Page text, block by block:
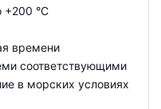
+200 °C
времени
соответствующими
в морских условиях